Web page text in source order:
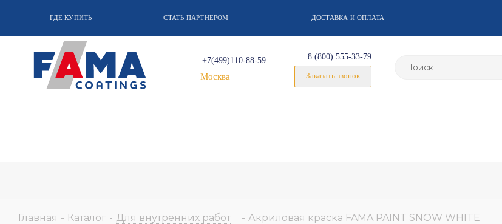
ГДЕ КУПИТЬ СТАТЬ ПАРТНЕРОМ ДОСТАВКА И ОПЛАТА
+7(499)110-88-59
Москва
8 (800) 555-33-79
Заказать звонок
Главная - Каталог - Для внутренних работ - Акриловая краска FAMA PAINT SNOW WHITE